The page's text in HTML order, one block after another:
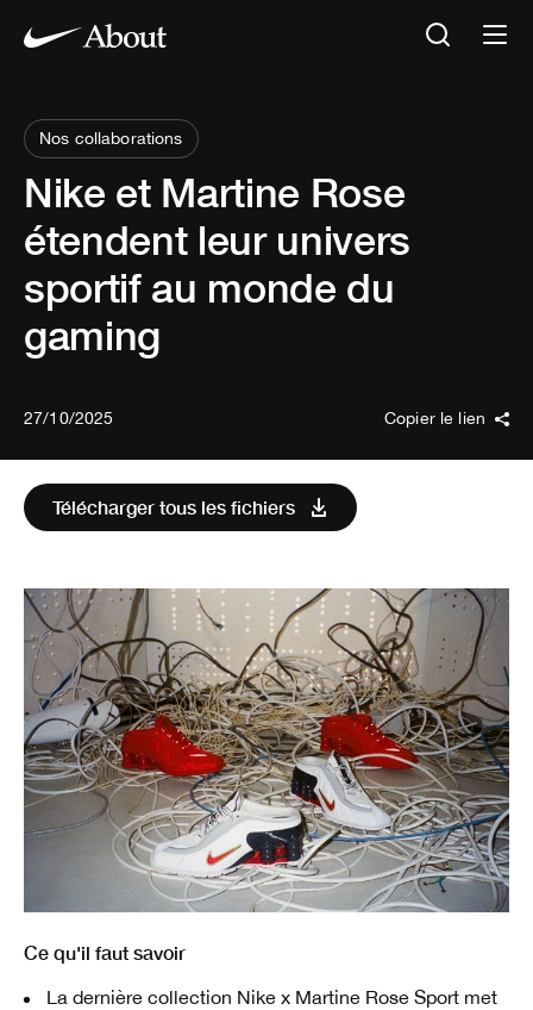
Nos collaborations
Nike et Martine Rose
étendent leur univers
sportif au monde du
gaming
27/10/2025 Copier le lien
Télécharger tous les fichiers
Ce qu'il faut savoir
La dernière collection Nike x Martine Rose Sport met